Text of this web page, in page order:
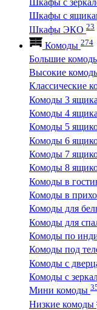
Шкафы с
Шкафы ЭКО 23
Комоды 274
Большие
Высокие
Классические
Комоды 3 ящика
Комоды 4 ящика
Комоды 5
Комоды 6
Комоды 7
Комоды 8
Комоды в
Комоды в
Комоды для
Комоды для
Комоды по
Комоды под
Комоды с
Комоды с
Мини комоды
Низкие комоды